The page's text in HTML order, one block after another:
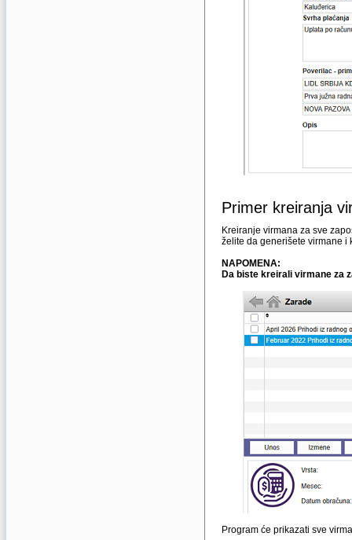
Primer kreiranja
Kreiranje virmana za sve
želite da generišete virmane i
NAPOMENA:
Da biste kreirali virmane za
Program će prikazati sve